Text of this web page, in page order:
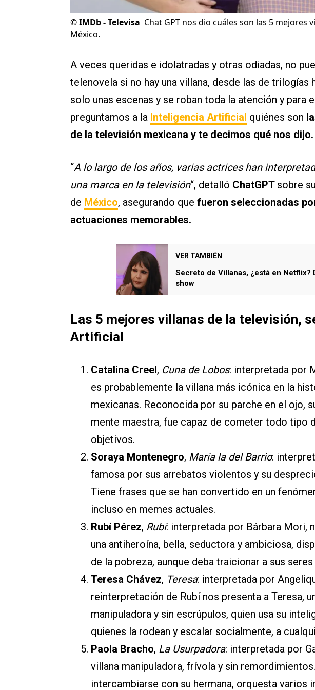
©IMDb - Televisa Chat GPT nos dio cuáles son las 5 mejores
México.
A veces queridas e idolatradas y otras odiadas, no
telenovela si no hay una villana, desde las de trilogías
solo unas escenas y se roban toda la atención y para
preguntamos a la Inteligencia Artificial quiénes son
de la televisión mexicana y te decimos qué nos dijo.
“A lo largo de los años, varias actrices han
una marca en la televisión“, detalló ChatGPT sobre
de México, asegurando que fueron seleccionadas
actuaciones memorables.
VER TAMBIÉN
Secreto de Villanas, ¿está en Netflix?
show
Las 5 mejores villanas de la televisión,
Artificial
Catalina Creel, Cuna de Lobos: interpretada por
es probablemente la villana más icónica en la
mexicanas. Reconocida por su parche en el ojo,
mente maestra, fue capaz de cometer todo tipo
objetivos.
Soraya Montenegro, María la del Barrio:
famosa por sus arrebatos violentos y su
Tiene frases que se han convertido en un
incluso en memes actuales.
Rubí Pérez, Rubí: interpretada por Bárbara Mori,
una antiheroína, bella, seductora y ambiciosa,
de la pobreza, aunque deba traicionar a sus
Teresa Chávez, Teresa: interpretada por
reinterpretación de Rubí nos presenta a Teresa,
manipuladora y sin escrúpulos, quien usa su
quienes la rodean y escalar socialmente, a
Paola Bracho, La Usurpadora: interpretada por
villana manipuladora, frívola y sin
intercambiarse con su hermana, orquesta varios